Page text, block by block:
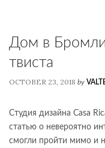
Дом в
твиста
OCTOBER 23, 2018 by
Студия дизайна Casa
статью о невероятно
смогли пройти мимо и